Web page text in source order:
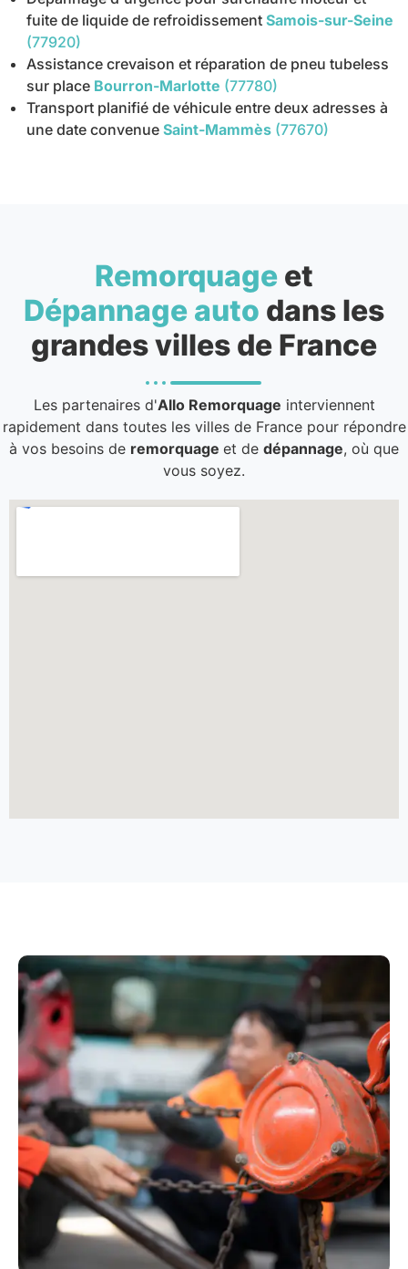
fuite de liquide de refroidissement Samois-sur-Seine
(77920)
Assistance crevaison et réparation de pneu tubeless
sur place Bourron-Marlotte (77780)
Transport planifié de véhicule entre deux adresses à
une date convenue Saint-Mammès (77670)
Remorquage et
Dépannage auto dans les
grandes villes de France
Les partenaires d'Allo Remorquage interviennent
rapidement dans toutes les villes de France pour répondre
à vos besoins de remorquage et de dépannage, où que
vous soyez.